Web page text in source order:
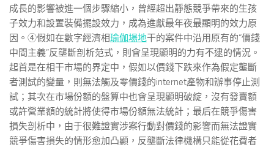
成長的影響被進一個步驟縮小，曾經超出靜態競爭帶來的生孩
子效力和設置裝備擺設效力，成為進獻最年夜最顯明的效力原
因。④假如在數字經濟相瑜伽場地干的案件中沿用原有的“價錢
中間主義”反壟斷剖析范式，則會呈現顯明的力有不逮的情況。
起首是在相干市場的界定中，假如以價錢下跌來作為假定壟斷
者測試的變量，則無法觸及零價錢的internet產物和辦事停止測
試；其次在市場份額的盤算中也會呈現顯明破綻，沒有發賣額
或許營業額的統計將使得市場份額無法統計；最后在競爭傷害
損失剖析中，由于很難證實涉案行動對價錢的影響而無法證實
競爭傷害損失的情形愈加凸顯，反壟斷法律機構只能從花費者